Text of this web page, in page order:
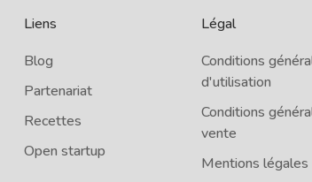
Liens
Blog
Partenariat
Recettes
Open startup
Légal
Conditions
d'utilisation
Conditions
vente
Mentions légales